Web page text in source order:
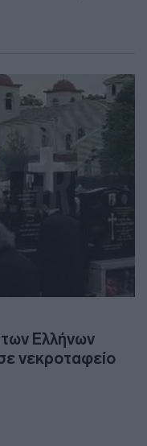
Ελλήνων
νεκροταφείο